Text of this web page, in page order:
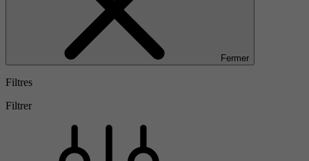
Fermer
Filtres
Filtrer